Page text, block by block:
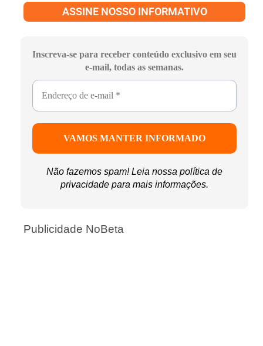
ASSINE NOSSO INFORMATIVO
Inscreva-se para receber conteúdo exclusivo em seu
e-mail, todas as semanas.
Não fazemos spam! Leia nossa política de
privacidade para mais informações.
Publicidade NoBeta